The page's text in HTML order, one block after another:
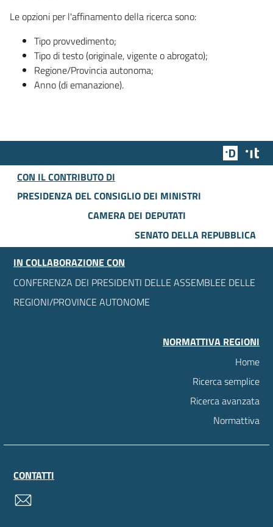
Le opzioni per l'affinamento della ricerca sono:
Tipo provvedimento;
Tipo di testo (originale, vigente o abrogato);
Regione/Provincia autonoma;
Anno (di emanazione).
Team
CON IL CONTRIBUTO DI
PRESIDENZA DEL CONSIGLIO DEI MINISTRI
CAMERA DEI DEPUTATI
SENATO DELLA REPUBBLICA
IN COLLABORAZIONE CON
CONFERENZA DEI PRESIDENTI DELLE ASSEMBLEE DELLE
REGIONI/PROVINCE AUTONOME
NORMATTIVA REGIONI
Home
Ricerca semplice
Ricerca avanzata
Normattiva
CONTATTI